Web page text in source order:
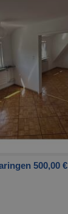
500,00 €